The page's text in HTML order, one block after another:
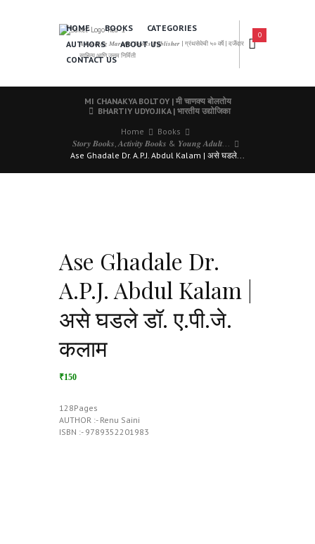
𝑨 𝑳𝒆𝒂𝒅𝒊𝒏𝒈 𝑴𝒂𝒓𝒂𝒕𝒉𝒊 𝑩𝒐𝒐𝒌𝒔 𝑷𝒖𝒃𝒍𝒊𝒔𝒉𝒆𝒓 | ग्रंथसेवेची ५० वर्षे | दर्जेदार
साहित्य आणि उत्तम निर्मिती
HOME BOOKS
CATEGORIES
AUTHORS
ABOUT US
CONTACT US
0
MI CHANAKYA BOLTOY | मी चाणक्य बोलतोय
BHARTIY UDYOJIKA | भारतीय उद्योजिका
Home
Books
𝑺𝒕𝒐𝒓𝒚 𝑩𝒐𝒐𝒌𝒔, 𝑨𝒄𝒕𝒊𝒗𝒊𝒕𝒚 𝑩𝒐𝒐𝒌𝒔 & 𝒀𝒐𝒖𝒏𝒈 𝑨𝒅𝒖𝒍𝒕...
Ase Ghadale Dr. A.P.J. Abdul Kalam | असे घडले...
Ase Ghadale Dr.
A.P.J. Abdul Kalam |
असे घडले डॉ. ए.पी.जे.
कलाम
₹150
128Pages
AUTHOR :- Renu Saini
ISBN :- 9789352201983